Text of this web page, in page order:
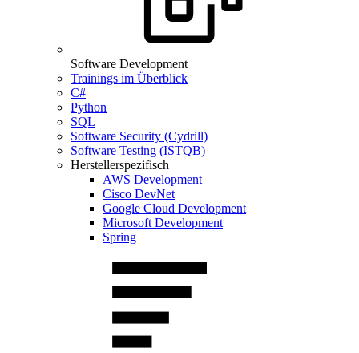
Software Development
Trainings im Überblick
C#
Python
SQL
Software Security (Cydrill)
Software Testing (ISTQB)
Herstellerspezifisch
AWS Development
Cisco DevNet
Google Cloud Development
Microsoft Development
Spring